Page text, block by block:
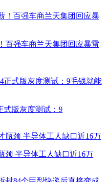
百强车商兰天集团回应暴雷
式版灰度测试：9
颈 半导体工人缺口近16万